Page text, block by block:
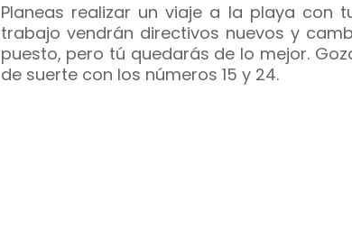
Planeas realizar un viaje a la playa con
trabajo vendrán directivos nuevos y
puesto, pero tú quedarás de lo mejor.
de suerte con los números 15 y 24.